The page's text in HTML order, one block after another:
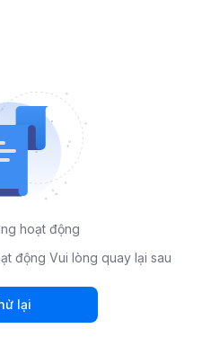
hoạt động
động Vui lòng quay lại sau
lại